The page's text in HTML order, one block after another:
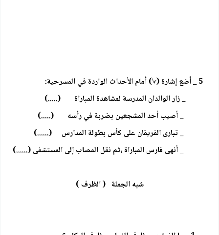
_ زار الوالدان المدرسة لمشاهدة المباراة (.....)
_ أصيب أحد المشجعين بضربة في رأسه (.....)
_ تبارى الفريقان على كأس بطولة المدارس (......)
_ أنهى فارس المباراة ،ثم نقل المصاب إلى المستشفى (......)
شبه الجملة ( الظرف )